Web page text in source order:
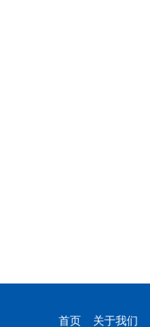
首页 关于我们